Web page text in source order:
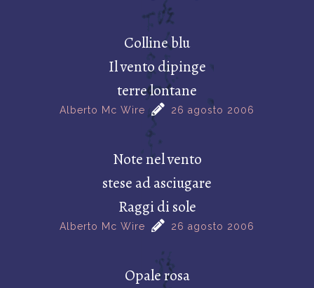
Colline blu
Il vento dipinge
terre lontane
Alberto Mc Wire 26 agosto 2006
Note nel vento
stese ad asciugare
Raggi di sole
Alberto Mc Wire 26 agosto 2006
Opale rosa